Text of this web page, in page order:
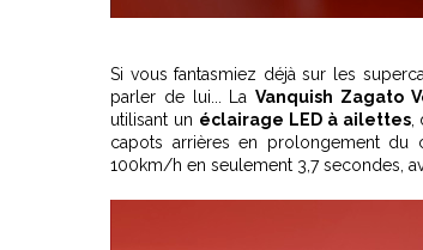
Si vous fantasmiez déjà sur les
parler de lui... LaVanquish Zagato
utilisant un éclairage LED à ailettes,
capots arrières en prolongement du
100km/h en seulement 3,7 secondes,